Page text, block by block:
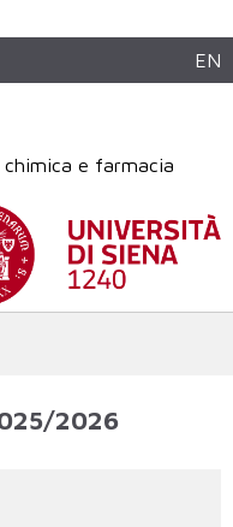
EN
e farmacia
2026